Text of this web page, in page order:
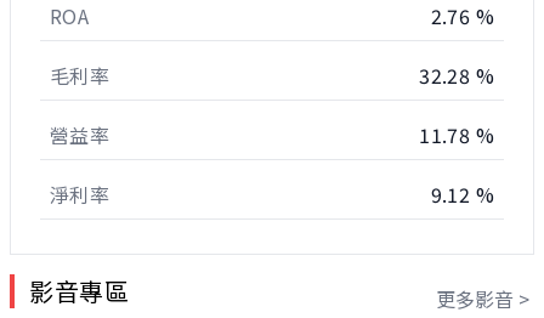
ROA 2.76 %
毛利率 32.28 %
營益率 11.78 %
淨利率 9.12 %
影音專區 更多影音 >